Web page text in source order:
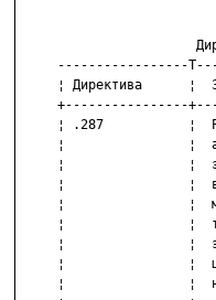
-----------------
¦ Директива      ¦
+----------------
¦ .287           ¦
¦                ¦
¦                ¦
¦                ¦
¦                ¦
¦                ¦
¦                ¦
¦                ¦
¦                ¦